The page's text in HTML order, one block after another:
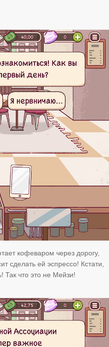
кофеваром через дорогу,
сделать ей эспрессо! Кстати,
Так что это не Мейзи!